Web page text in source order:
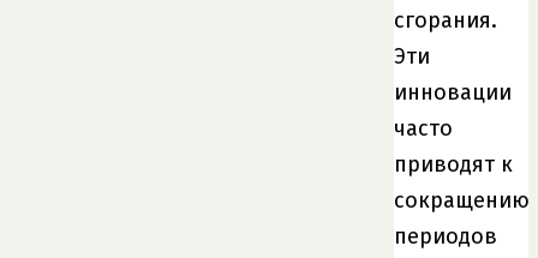
сгорания.
Эти
инновации
часто
приводят к
сокращению
периодов